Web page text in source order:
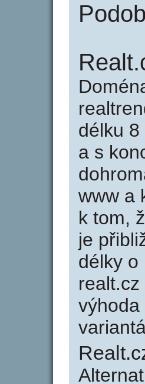
délku
a s
www a
k tom,
je
délky o
výhoda